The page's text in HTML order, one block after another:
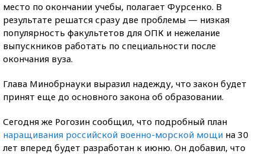
место по окончании учебы, полагает Фурсенко. В
результате решатся сразу две проблемы — низкая
популярность факультетов для ОПК и нежелание
выпускников работать по специальности после
окончания вуза.
Глава Минобрнауки выразил надежду, что закон будет
принят еще до основного закона об образовании.
Сегодня же Рогозин сообщил, что подробный план
наращивания российской военно-морской мощи на 30
лет вперед будет разработан к июню. Он добавил, что